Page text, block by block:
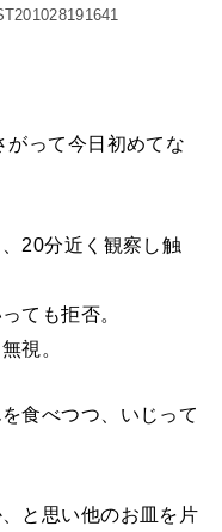
がって今日初めてな
20分近く観察し触
ても拒否。
視。
食べつつ、いじって
と思い他のお皿を片